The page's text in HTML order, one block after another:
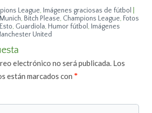
League, Imágenes graciosas de fútbol
, Bitch Please, Champions League, Fotos
, Guardiola, Humor fútbol , Imágenes
United
electrónico no será publicada. Los
están marcados con*